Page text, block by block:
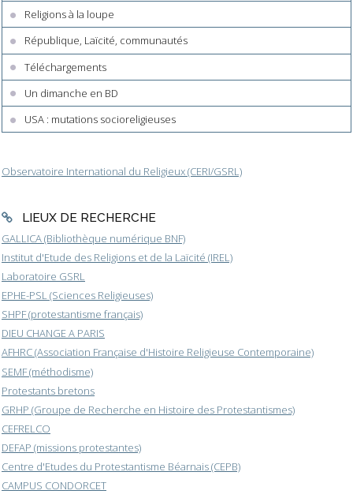
Religions à la loupe
République, Laïcité, communautés
Téléchargements
Un dimanche en BD
USA : mutations socioreligieuses
Observatoire International du Religieux (CERI/GSRL)
LIEUX DE RECHERCHE
GALLICA (Bibliothèque numérique BNF)
Institut d'Etude des Religions et de la Laïcité (IREL)
Laboratoire GSRL
EPHE-PSL (Sciences Religieuses)
SHPF (protestantisme français)
DIEU CHANGE A PARIS
AFHRC (Association Française d'Histoire Religieuse Contemporaine)
SEMF (méthodisme)
Protestants bretons
GRHP (Groupe de Recherche en Histoire des Protestantismes)
CEFRELCO
DEFAP (missions protestantes)
Centre d'Etudes du Protestantisme Béarnais (CEPB)
CAMPUS CONDORCET